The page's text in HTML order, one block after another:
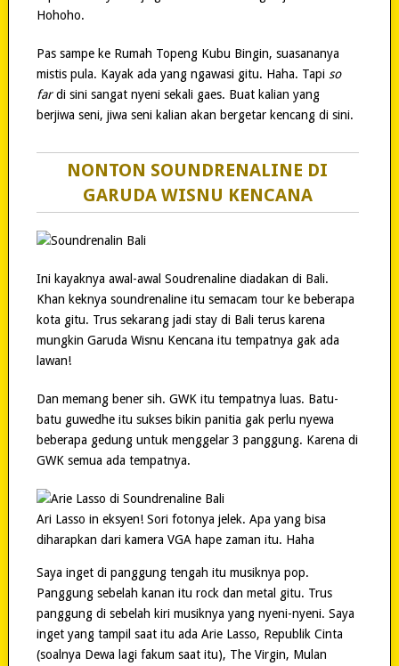
Hohoho.
Pas sampe ke Rumah Topeng Kubu Bingin, suasananya
mistis pula. Kayak ada yang ngawasi gitu. Haha. Tapi so
fardi sini sangat nyeni sekali gaes. Buat kalian yang
berjiwa seni, jiwa seni kalian akan bergetar kencang di sini.
NONTON SOUNDRENALINE DI
GARUDA WISNU KENCANA
Ini kayaknya awal-awal Soudrenaline diadakan di Bali.
Khan keknya soundrenaline itu semacam tour ke beberapa
kota gitu. Trus sekarang jadi stay di Bali terus karena
mungkin Garuda Wisnu Kencana itu tempatnya gak ada
lawan!
Dan memang bener sih. GWK itu tempatnya luas. Batu-
batu guwedhe itu sukses bikin panitia gak perlu nyewa
beberapa gedung untuk menggelar 3 panggung. Karena di
GWK semua ada tempatnya.
Ari Lasso in eksyen! Sori fotonya jelek. Apa yang bisa
diharapkan dari kamera VGA hape zaman itu. Haha
Saya inget di panggung tengah itu musiknya pop.
Panggung sebelah kanan itu rock dan metal gitu. Trus
panggung di sebelah kiri musiknya yang nyeni-nyeni. Saya
inget yang tampil saat itu ada Arie Lasso, Republik Cinta
(soalnya Dewa lagi fakum saat itu), The Virgin, Mulan